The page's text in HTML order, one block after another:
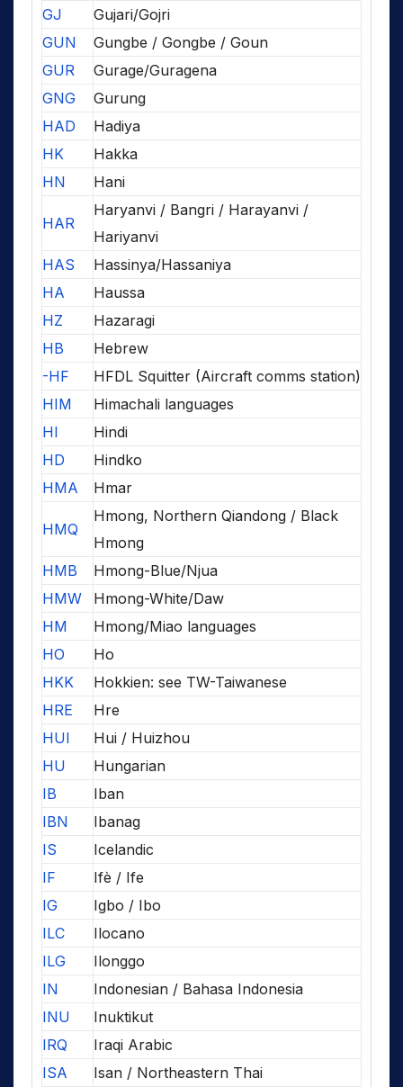
GJ
Gujari/Gojri
GUN
Gungbe / Gongbe / Goun
GUR
Gurage/Guragena
GNG
Gurung
HAD
Hadiya
HK
Hakka
HN
Hani
HAR
Haryanvi / Bangri / Harayanvi /
Hariyanvi
HAS
Hassinya/Hassaniya
HA
Haussa
HZ
Hazaragi
HB
Hebrew
-HF
HFDL Squitter (Aircraft comms station)
HIM
Himachali languages
HI
Hindi
HD
Hindko
HMA
Hmar
HMQ
Hmong, Northern Qiandong / Black
Hmong
HMB
Hmong-Blue/Njua
HMW
Hmong-White/Daw
HM
Hmong/Miao languages
HO
Ho
HKK
Hokkien: see TW-Taiwanese
HRE
Hre
HUI
Hui / Huizhou
HU
Hungarian
IB
Iban
IBN
Ibanag
IS
Icelandic
IF
Ifè / Ife
IG
Igbo / Ibo
ILC
Ilocano
ILG
Ilonggo
IN
Indonesian / Bahasa Indonesia
INU
Inuktikut
IRQ
Iraqi Arabic
ISA
Isan / Northeastern Thai